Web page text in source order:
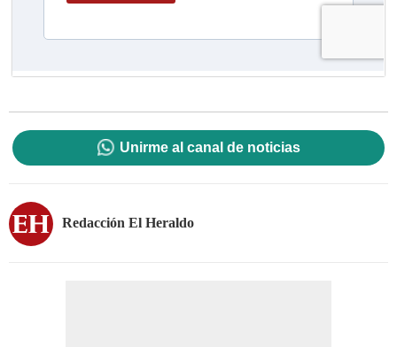
Unirme al canal de noticias
Redacción El Heraldo